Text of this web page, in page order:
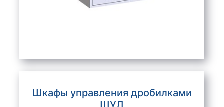
Шкафы управления дробилками
ШУД